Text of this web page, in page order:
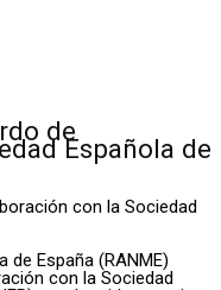
de
Española de
de España (RANME)
con la Sociedad